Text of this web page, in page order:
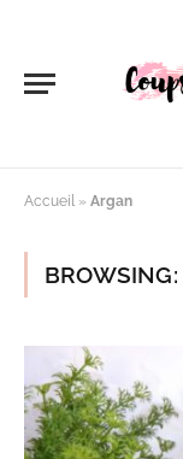
Accueil » Argan
BROWSING: